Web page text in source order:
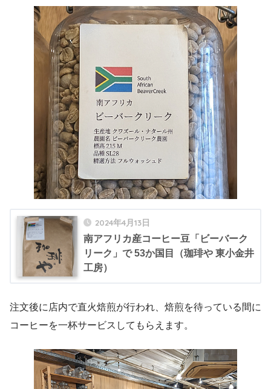
2024年4月13日
南アフリカ産コーヒー豆「ビーバーク
リーク」で 53か国目（珈琲や 東小金井
工房）
注文後に店内で直火焙煎が行われ、焙煎を待っている間に
コーヒーを一杯サービスしてもらえます。